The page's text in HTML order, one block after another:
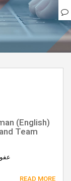
Team
READ MORE